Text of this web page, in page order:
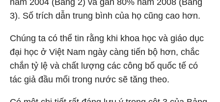
năm 2004 (Bảng 2) và gần 80% năm 2008 (Bảng
3). Số trích dẫn trung bình của họ cũng cao hơn.
Chúng ta có thể tin rằng khi khoa học và giáo dục
đại học ở Việt Nam ngày càng tiến bộ hơn, chắc
chắn tỷ lệ và chất lượng các công bố quốc tế có
tác giả đầu mối trong nước sẽ tăng theo.